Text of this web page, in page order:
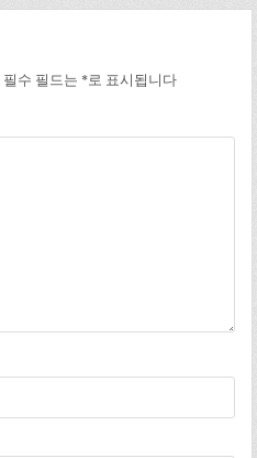
필수 필드는 *로 표시됩니다